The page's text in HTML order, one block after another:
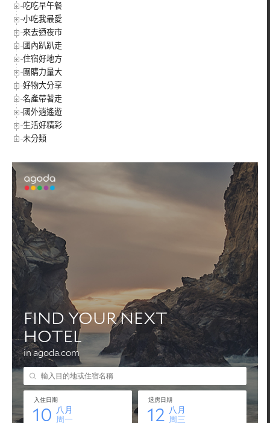
吃吃早午餐
小吃我最愛
來去迺夜市
國內趴趴走
住宿好地方
團購力量大
好物大分享
名產帶著走
國外逍遙遊
生活好精彩
未分類